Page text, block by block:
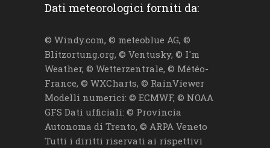
Dati meteorologici forniti da:
© Windy.com, © meteoblue AG, ©
Blitzortung.org, © Ventusky, © I'm
Weather, © Wetterzentrale, © Météo-
France, © WXCharts, © RainViewer
Modelli numerici: © ECMWF, © NOAA
GFS Dati ufficiali: © Provincia
Autonoma di Trento, © ARPA Veneto
Tutti i diritti riservati ai rispettivi